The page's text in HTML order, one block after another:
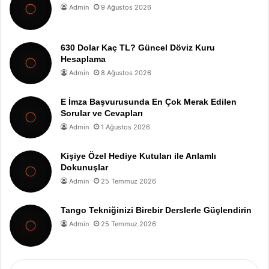
Admin 9 Ağustos 2026
630 Dolar Kaç TL? Güncel Döviz Kuru
Hesaplama
Admin 8 Ağustos 2026
E İmza Başvurusunda En Çok Merak Edilen
Sorular ve Cevapları
Admin 1 Ağustos 2026
Kişiye Özel Hediye Kutuları ile Anlamlı
Dokunuşlar
Admin 25 Temmuz 2026
Tango Tekniğinizi Birebir Derslerle Güçlendirin
Admin 25 Temmuz 2026